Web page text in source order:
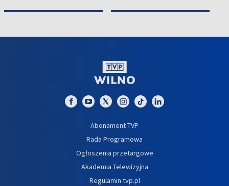
Abonament TVP
Rada Programowa
Ogłoszenia przetargowe
Akademia Telewizyjna
Regulamin tvp.pl